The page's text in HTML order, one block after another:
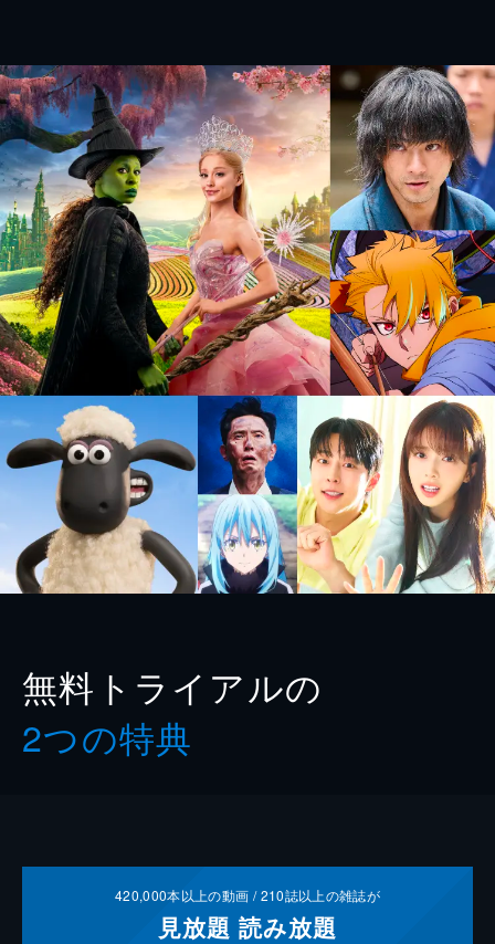
無料トライアルの
2つの特典
420,000本以上の動画 /210誌以上の雑誌が
見放題 読み放題